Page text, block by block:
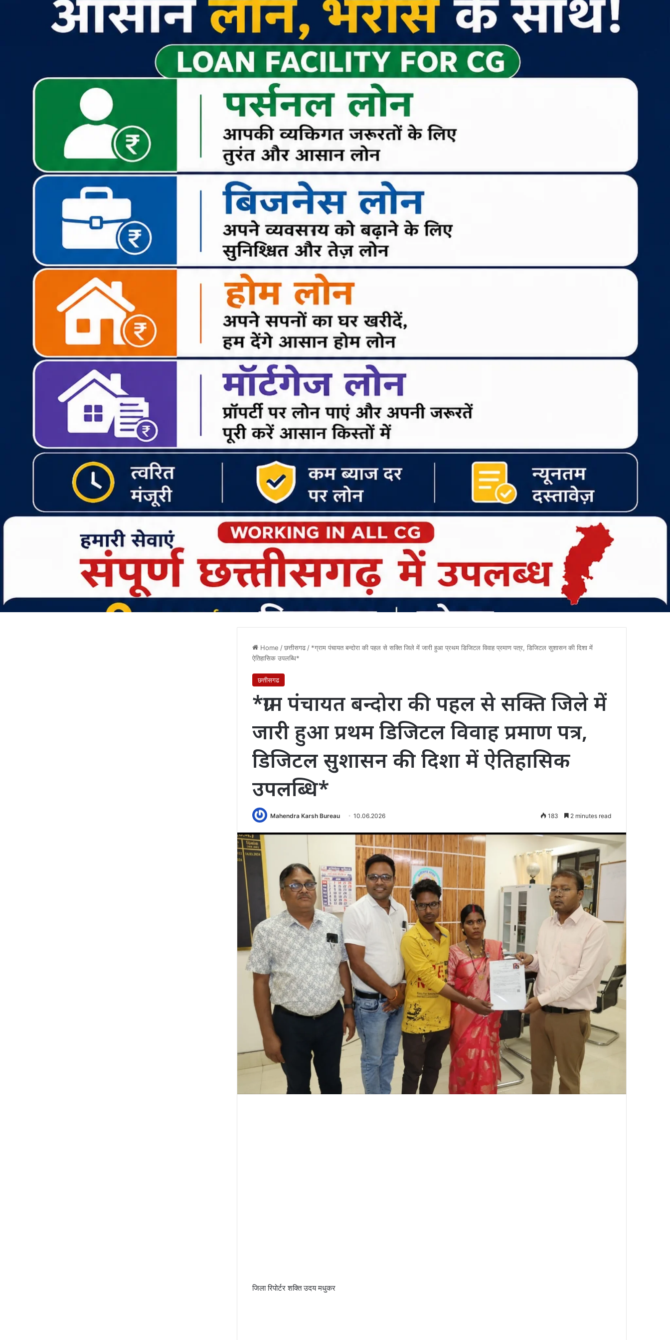
Home /छत्तीसगढ / *ग्राम पंचायत बन्दोरा की पहल से सक्ति जिले में जारी हुआ प्रथम डिजिटल विवाह प्रमाण पत्र, डिजिटल सुशासन की दिशा में
ऐतिहासिक उपलब्धि*
छत्तीसगढ
*ग्राम पंचायत बन्दोरा की पहल से सक्ति जिले में
जारी हुआ प्रथम डिजिटल विवाह प्रमाण पत्र,
डिजिटल सुशासन की दिशा में ऐतिहासिक
उपलब्धि*
Mahendra Karsh Bureau 10.06.2026 183 2 minutes read
जिला रिपोर्टर शक्ति उदय मधुकर